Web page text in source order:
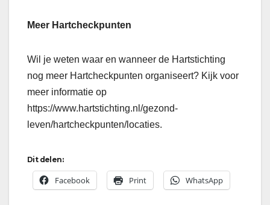
Meer Hartcheckpunten
Wil je weten waar en wanneer de Hartstichting
nog meer Hartcheckpunten organiseert? Kijk voor
meer informatie op
https://www.hartstichting.nl/gezond-
leven/hartcheckpunten/locaties.
Dit delen:
Facebook Print WhatsApp